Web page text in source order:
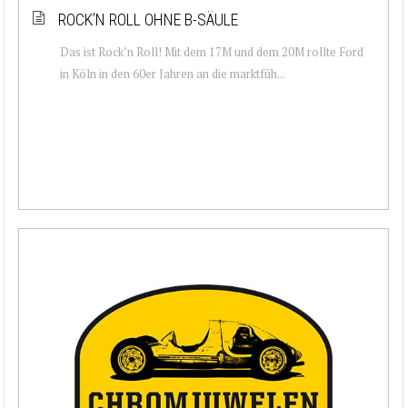
ROCK’N ROLL OHNE B-SÄULE
Das ist Rock’n Roll! Mit dem 17M und dem 20M rollte Ford
in Köln in den 60er Jahren an die marktfüh...